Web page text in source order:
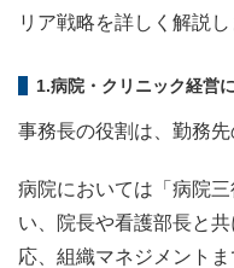
リア戦略を詳しく解説し
1.病院・クリニック経営
事務長の役割は、勤務
病院においては「病院
い、院長や看護部長と
応、組織マネジメントま